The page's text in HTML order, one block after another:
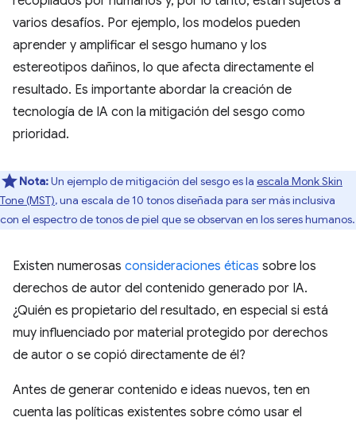
varios desafíos. Por ejemplo, los modelos pueden
aprender y amplificar el sesgo humano y los
estereotipos dañinos, lo que afecta directamente el
resultado. Es importante abordar la creación de
tecnología de IA con la mitigación del sesgo como
prioridad.
Nota:Un ejemplo de mitigación del sesgo es la escala Monk Skin
Tone (MST), una escala de 10 tonos diseñada para ser más inclusiva
con el espectro de tonos de piel que se observan en los seres humanos.
Existen numerosas consideraciones éticas sobre los
derechos de autor del contenido generado por IA.
¿Quién es propietario del resultado, en especial si está
muy influenciado por material protegido por derechos
de autor o se copió directamente de él?
Antes de generar contenido e ideas nuevos, ten en
cuenta las políticas existentes sobre cómo usar el